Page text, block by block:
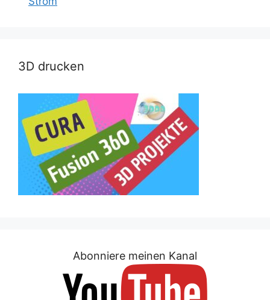
3D drucken
Abonniere meinen Kanal